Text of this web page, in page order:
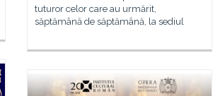
tuturor celor care au urmărit,
săptămână de săptămână, la sediul